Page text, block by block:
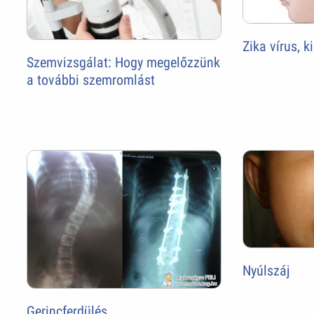
Szemvizsgálat: Hogy megelőzzünk
a további szemromlást
Zika vírus,
Nyúlszáj